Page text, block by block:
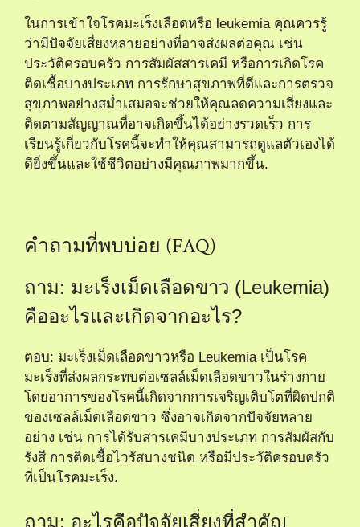
ในการเข้าใจโรคมะเร็งเลือดหรือ leukemia คุณควรรู้
ว่ามีปัจจัยเสี่ยงหลายอย่างที่อาจส่งผลต่อคุณ เช่น
ประวัติครอบครัว การสัมผัสสารเคมี หรือการเกิดโรค
ติดเชื้อบางประเภท การรักษาสุขภาพที่ดีและการตรวจ
สุขภาพอย่างสม่ำเสมอจะช่วยให้คุณลดความเสี่ยงและ
ติดตามสัญญาณที่อาจเกิดขึ้นได้อย่างรวดเร็ว การ
เรียนรู้เกี่ยวกับโรคนี้จะทำให้คุณสามารถดูแลตัวเองได้
ดียิ่งขึ้นและใช้ชีวิตอย่างมีคุณภาพมากขึ้น.
คำถามที่พบบ่อย (FAQ)
ถาม: มะเร็งเม็ดเลือดขาว (Leukemia)
คืออะไรและเกิดจากอะไร?
ตอบ: มะเร็งเม็ดเลือดขาวหรือ Leukemia เป็นโรค
มะเร็งที่ส่งผลกระทบต่อเซลล์เม็ดเลือดขาวในร่างกาย
โดยอาการของโรคนี้เกิดจากการเจริญเติบโตที่ผิดปกติ
ของเซลล์เม็ดเลือดขาว ซึ่งอาจเกิดจากปัจจัยหลาย
อย่าง เช่น การได้รับสารเคมีบางประเภท การสัมผัสกับ
รังสี การติดเชื้อไวรัสบางชนิด หรือมีประวัติครอบครัว
ที่เป็นโรคมะเร็ง.
ถาม: อะไรคือปัจจัยเสี่ยงที่สำคัญ